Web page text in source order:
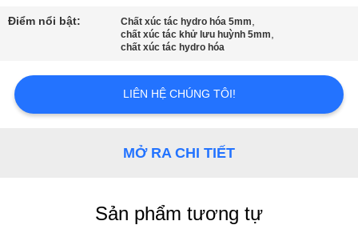
CHẤT
LƯỢNG
Điểm nổi bật: Chất xúc tác hydro hóa 5mm,
chất xúc tác khử lưu huỳnh 5mm,
chất xúc tác hydro hóa
LIÊN HỆ CHÚNG TÔI!
MỞ RA CHI TIẾT
Sản phẩm tương tự